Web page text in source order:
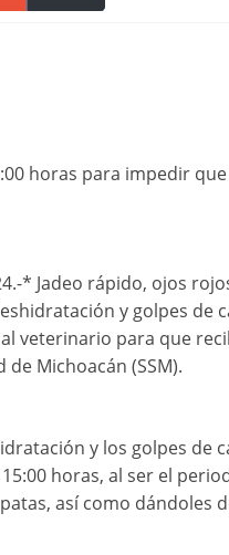
horas para impedir
* Jadeo rápido, ojos
y golpes de
veterinario para que
Michoacán (SSM).
y los golpes de
horas, al ser el
así como dándoles